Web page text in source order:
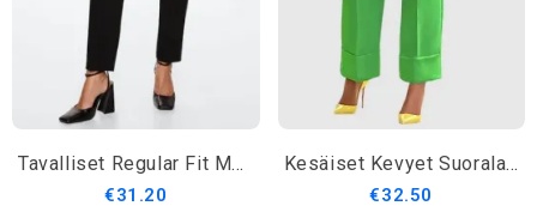
Tavalliset Regular Fit Muotihousut
€31.20
Kesäiset Kevyet Suoralahkeiset Tyylikkäät Löysät Housut
€32.50